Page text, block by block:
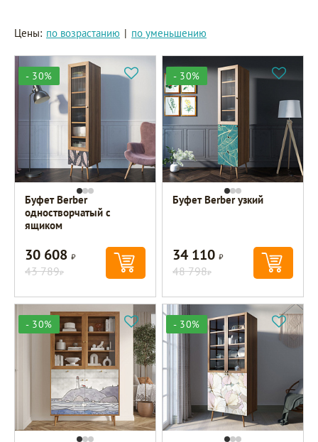
Цены: по возрастанию | по уменьшению
- 30%
Буфет Berber
одностворчатый с
ящиком
30 608Р
43 789Р
- 30%
Буфет Berber узкий
34 110Р
48 798Р
- 30% - 30%